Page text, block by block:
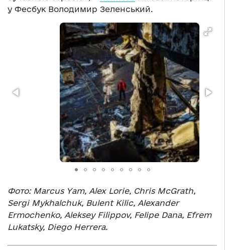
у Фесбук Володимир Зеленський.
Фото: Marcus Yam, Alex Lorie, Chris McGrath,
Sergi Mykhalchuk, Bulent Kilic, Alexander
Ermochenko, Aleksey Filippov, Felipe Dana, Efrem
Lukatsky, Diego Herrera.